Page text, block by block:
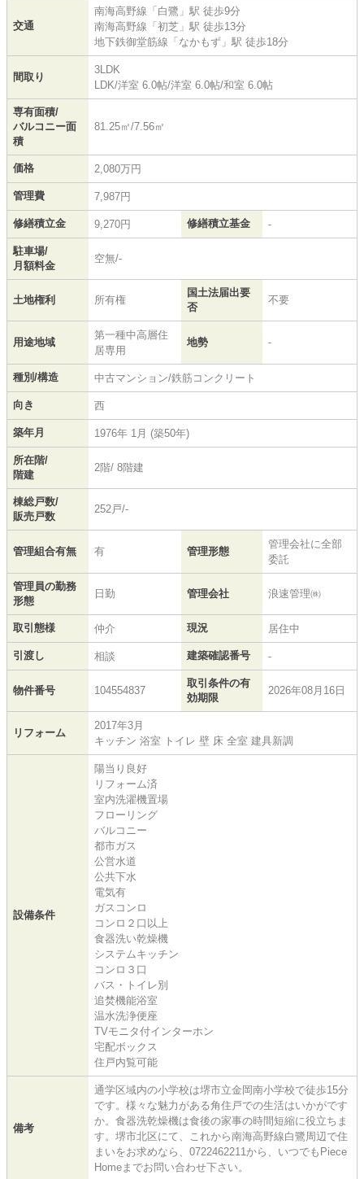
交通
南海高野線 「 白鷺 」駅 徒歩9分
南海高野線 「 初芝 」駅 徒歩13分
地下鉄御堂筋線 「 なかもず 」駅 徒歩18分
間取り
3LDK
LDK/洋室 6.0帖/洋室 6.0帖/和室 6.0帖
専有面積/
バルコニー面
積
81.25㎡/7.56㎡
価格 2,080万円
管理費 7,987円
修繕積立金 9,270円 修繕積立基金 -
駐車場/
月額料金
空無/-
土地権利 所有権
国土法届出要
否
不要
用途地域
第一種中高層住
居専用
地勢 -
種別/構造 中古マンション/鉄筋コンクリート
向き 西
築年月 1976年 1月 (築50年)
所在階/
階建
2階/ 8階建
棟総戸数/
販売戸数
252戸/-
管理組合有無 有 管理形態
管理会社に全部
委託
管理員の勤務
形態
日勤 管理会社 浪速管理㈱
取引態様 仲介 現況 居住中
引渡し 相談 建築確認番号 -
物件番号 104554837
取引条件の有
効期限
2026年08月16日
リフォーム
2017年3月
キッチン 浴室 トイレ 壁 床 全室 建具新調
設備条件
陽当り良好
リフォーム済
室内洗濯機置場
フローリング
バルコニー
都市ガス
公営水道
公共下水
電気有
ガスコンロ
コンロ２口以上
食器洗い乾燥機
システムキッチン
コンロ３口
バス・トイレ別
追焚機能浴室
温水洗浄便座
TVモニタ付インターホン
宅配ボックス
住戸内覧可能
備考
通学区域内の小学校は堺市立金岡南小学校で徒歩15分
です。様々な魅力がある角住戸での生活はいかがです
か。食器洗乾燥機は食後の家事の時間短縮に役立ちま
す。堺市北区にて、これから南海高野線白鷺周辺で住
まいをお求めなら、0722462211から、いつでもPiece
Homeまでお問い合わせ下さい。